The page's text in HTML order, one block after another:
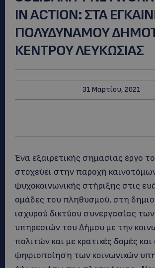
IN ACTION: ΣΤΑ
ΠΟΛΥΔΥΝΑΜΟΥ
ΚΕΝΤΡΟΥ ΛΕΥΚΩΣΙΑΣ
31 Μαρτίου, 2021
Ένα εξαιρετικής σημασίας έργο
στοχεύει στην παροχή
ψυχοκοινωνικής στήριξης στις
ομάδες του πληθυσμού, στη
ισχυρού δικτύου συνεργασίας
υπηρεσιών του Δήμου με την
πολιτών και με κρατικές δομές
ψηφιοποίηση των κοινωνικών